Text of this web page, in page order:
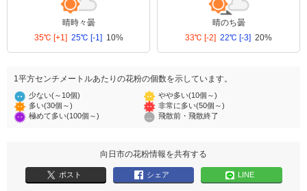
晴時々曇
35℃ [+1] 25℃ [-1] 10%
晴のち曇
33℃ [-2] 22℃ [-3] 20%
1平方センチメートルあたりの花粉の個数を示しています。
少ない(～10個)
やや多い(10個～)
多い(30個～)
非常に多い(50個～)
極めて多い(100個～)
飛散前・飛散終了
向日市の花粉情報を共有する
ポスト シェア LINE